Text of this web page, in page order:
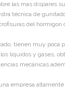
las mas dispares
técnica de
del hórmigon
tienen muy poca
líquidos y gases,
mecánicas
empresa